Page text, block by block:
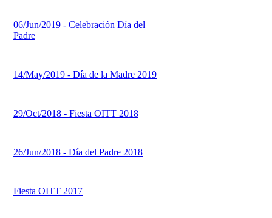
06/Jun/2019 - Celebración Día del
Padre
14/May/2019 - Día de la Madre 2019
29/Oct/2018 - Fiesta OITT 2018
26/Jun/2018 - Día del Padre 2018
Fiesta OITT 2017